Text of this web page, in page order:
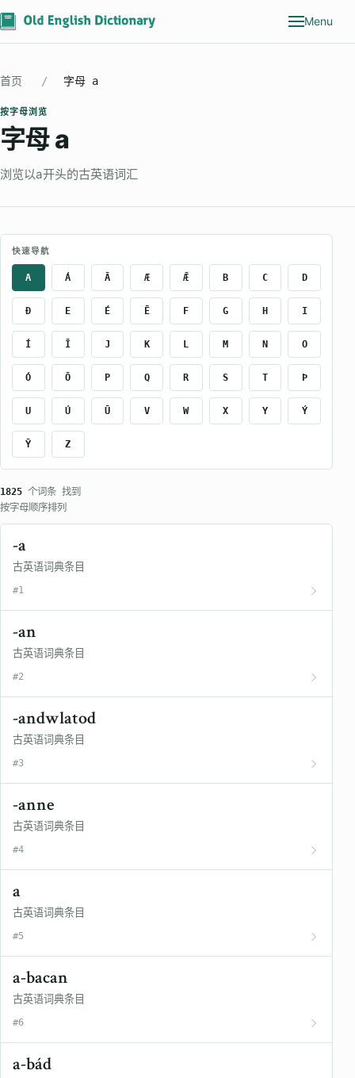
Menu
首页 字母 a
按字母浏览
字母 a
浏览以a开头的古英语词汇
快速导航
A Á Ā Æ Ǣ B C D
Ð E É Ē F G H I
Í Ī J K L M N O
Ó Ō P Q R S T Þ
U Ú Ū V W X Y Ý
Ȳ Z
1825 个词条 找到
按字母顺序排列
-a
古英语词典条目
#1
-an
古英语词典条目
#2
-andwlatod
古英语词典条目
#3
-anne
古英语词典条目
#4
a
古英语词典条目
#5
a-bacan
古英语词典条目
#6
a-bád